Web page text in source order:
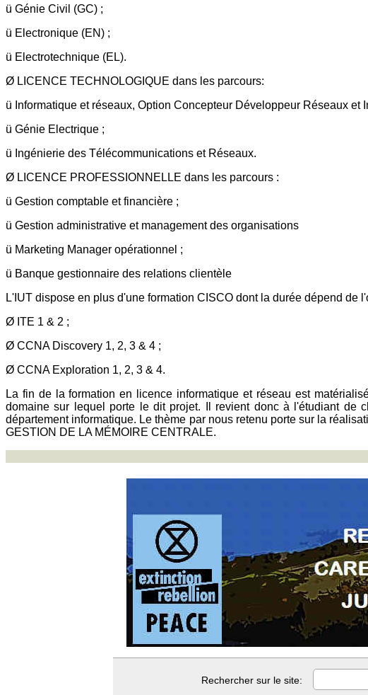
ü Génie Civil (GC) ;
ü Electronique (EN) ;
ü Electrotechnique (EL).
Ø LICENCE TECHNOLOGIQUE dans les parcours:
ü Informatique et réseaux, Option Concepteur Développeur Réseaux et
ü Génie Electrique ;
ü Ingénierie des Télécommunications et Réseaux.
Ø LICENCE PROFESSIONNELLE dans les parcours :
ü Gestion comptable et financière ;
ü Gestion administrative et management des organisations
ü Marketing Manager opérationnel ;
ü Banque gestionnaire des relations clientèle
L'IUT dispose en plus d'une formation CISCO dont la durée dépend de
Ø ITE 1 & 2 ;
Ø CCNA Discovery 1, 2, 3 & 4 ;
Ø CCNA Exploration 1, 2, 3 & 4.
La fin de la formation en licence informatique et réseau est
domaine sur lequel porte le dit projet. Il revient donc à l'étudiant de
département informatique. Le thème par nous retenu porte sur la
GESTION DE LA MÉMOIRE CENTRALE.
Rechercher sur le site: